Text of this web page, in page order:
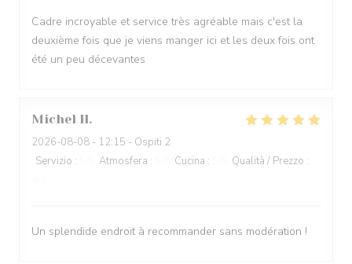
Cadre incroyable et service très agréable mais c'est la
deuxième fois que je viens manger ici et les deux fois ont
été un peu décevantes
Michel H
2026-08-08 - 12:15 - Ospiti 2
Servizio : Atmosfera : Cucina : Qualità / Prezzo :
Un splendide endroit à recommander sans modération !